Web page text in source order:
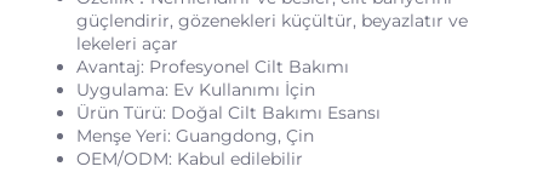
güçlendirir, gözenekleri küçültür, beyazlatır ve
lekeleri açar
Avantaj: Profesyonel Cilt Bakımı
Uygulama: Ev Kullanımı İçin
Ürün Türü: Doğal Cilt Bakımı Esansı
Menşe Yeri: Guangdong, Çin
OEM/ODM: Kabul edilebilir